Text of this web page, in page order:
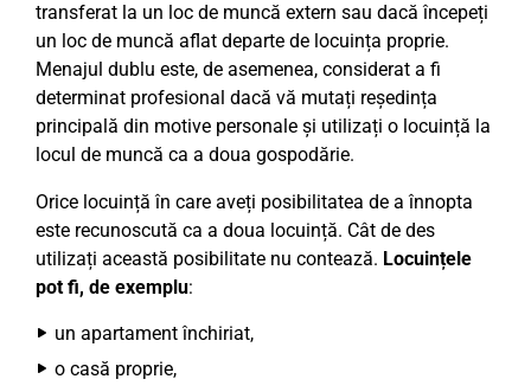
transferat la un loc de muncă extern sau dacă începeți
un loc de muncă aflat departe de locuința proprie.
Menajul dublu este, de asemenea, considerat a fi
determinat profesional dacă vă mutați reședința
principală din motive personale și utilizați o locuință la
locul de muncă ca a doua gospodărie.
Orice locuință în care aveți posibilitatea de a înnopta
este recunoscută ca a doua locuință. Cât de des
utilizați această posibilitate nu contează. Locuințele
pot fi, de exemplu:
un apartament închiriat,
o casă proprie,